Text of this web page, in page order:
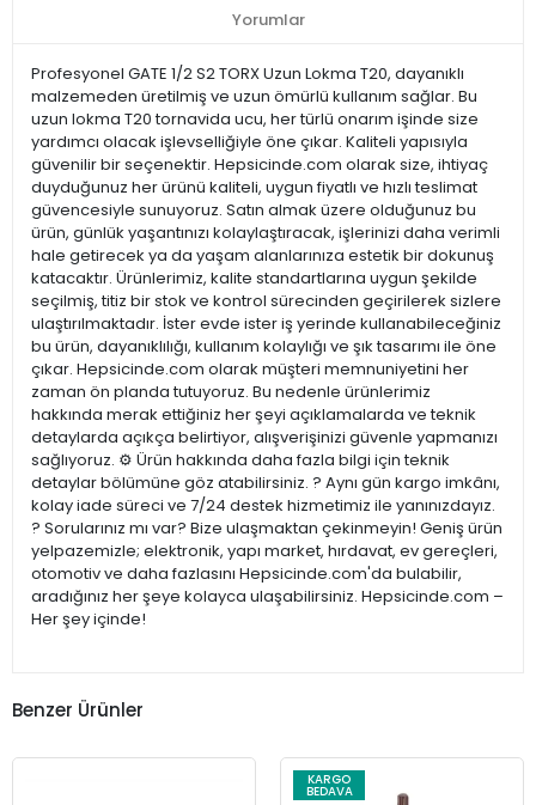
Yorumlar
Profesyonel GATE 1/2 S2 TORX Uzun Lokma T20, dayanıklı
malzemeden üretilmiş ve uzun ömürlü kullanım sağlar. Bu
uzun lokma T20 tornavida ucu, her türlü onarım işinde size
yardımcı olacak işlevselliğiyle öne çıkar. Kaliteli yapısıyla
güvenilir bir seçenektir. Hepsicinde.com olarak size, ihtiyaç
duyduğunuz her ürünü kaliteli, uygun fiyatlı ve hızlı teslimat
güvencesiyle sunuyoruz. Satın almak üzere olduğunuz bu
ürün, günlük yaşantınızı kolaylaştıracak, işlerinizi daha verimli
hale getirecek ya da yaşam alanlarınıza estetik bir dokunuş
katacaktır. Ürünlerimiz, kalite standartlarına uygun şekilde
seçilmiş, titiz bir stok ve kontrol sürecinden geçirilerek sizlere
ulaştırılmaktadır. İster evde ister iş yerinde kullanabileceğiniz
bu ürün, dayanıklılığı, kullanım kolaylığı ve şık tasarımı ile öne
çıkar. Hepsicinde.com olarak müşteri memnuniyetini her
zaman ön planda tutuyoruz. Bu nedenle ürünlerimiz
hakkında merak ettiğiniz her şeyi açıklamalarda ve teknik
detaylarda açıkça belirtiyor, alışverişinizi güvenle yapmanızı
sağlıyoruz. ⚙️ Ürün hakkında daha fazla bilgi için teknik
detaylar bölümüne göz atabilirsiniz. ? Aynı gün kargo imkânı,
kolay iade süreci ve 7/24 destek hizmetimiz ile yanınızdayız.
? Sorularınız mı var? Bize ulaşmaktan çekinmeyin! Geniş ürün
yelpazemizle; elektronik, yapı market, hırdavat, ev gereçleri,
otomotiv ve daha fazlasını Hepsicinde.com'da bulabilir,
aradığınız her şeye kolayca ulaşabilirsiniz. Hepsicinde.com –
Her şey içinde!
Benzer Ürünler
KARGO
BEDAVA